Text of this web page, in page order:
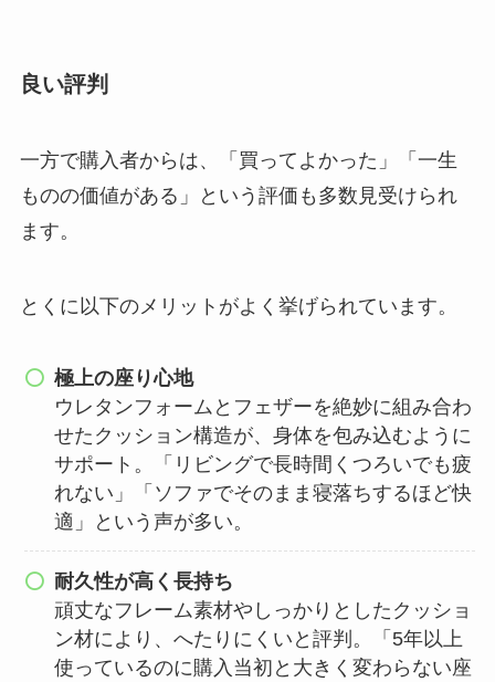
良い評判
一方で購入者からは、「買ってよかった」「一生
ものの価値がある」という評価も多数見受けられ
ます。
とくに以下のメリットがよく挙げられています。
極上の座り心地
ウレタンフォームとフェザーを絶妙に組み合わ
せたクッション構造が、身体を包み込むように
サポート。「リビングで長時間くつろいでも疲
れない」「ソファでそのまま寝落ちするほど快
適」という声が多い。
耐久性が高く長持ち
頑丈なフレーム素材やしっかりとしたクッショ
ン材により、へたりにくいと評判。「5年以上
使っているのに購入当初と大きく変わらない座